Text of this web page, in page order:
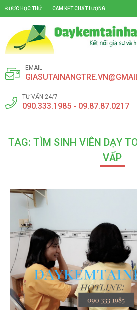
ĐƯỢC HỌC THỬ CAM KẾT CHẤT LƯỢNG
EMAIL
TƯ VẤN 24/7
090.333.1985 - 09.87.87.0217
TAG: TÌM SINH VIÊN DẠY
VẤP